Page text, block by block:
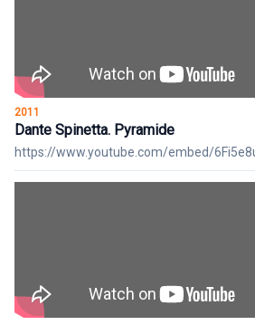
2011
Dante Spinetta. Pyramide
https://www.youtube.com/embed/